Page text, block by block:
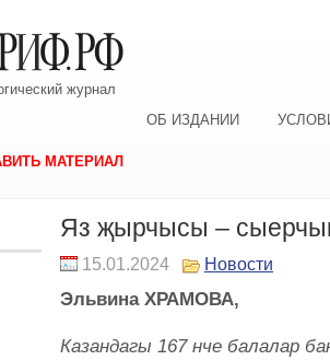
журнал
ОБ ИЗДАНИИ
МАТЕРИАЛ
Яз җырчысы –
15.01.2024 Новости
Эльвина ХРАМОВА,
Казандагы 167 нче балалар